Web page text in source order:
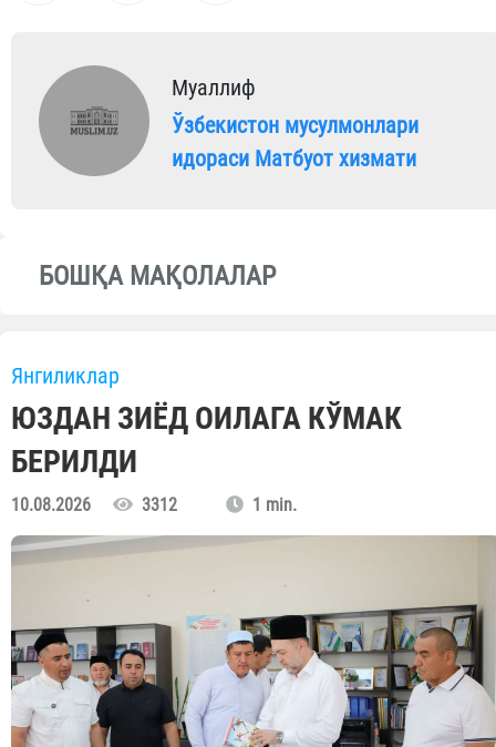
Муаллиф
Ўзбекистон мусулмонлари
идораси Матбуот хизмати
БОШҚА МАҚОЛАЛАР
Янгиликлар
ЮЗДАН ЗИЁД ОИЛАГА КЎМАК
БЕРИЛДИ
10.08.2026 3312 1 min.